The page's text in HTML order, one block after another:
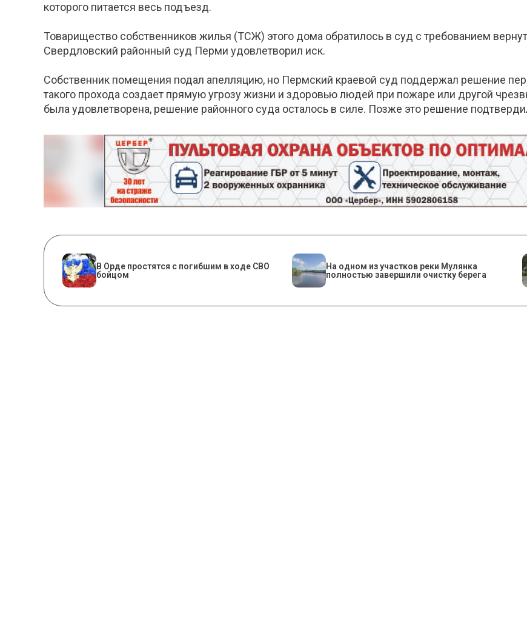
которого питается весь подъезд.
Товарищество собственников жилья (ТСЖ) этого дома обратилось в суд с требованием
Свердловский районный суд Перми удовлетворил иск.
Собственник помещения подал апелляцию, но Пермский краевой суд поддержал решение
такого прохода создает прямую угрозу жизни и здоровью людей при пожаре или другой
была удовлетворена, решение районного суда осталось в силе. Позже это решение
В Орде простятся с погибшим в ходе СВО
бойцом
На одном из участков реки Мулянка
полностью завершили очистку берега